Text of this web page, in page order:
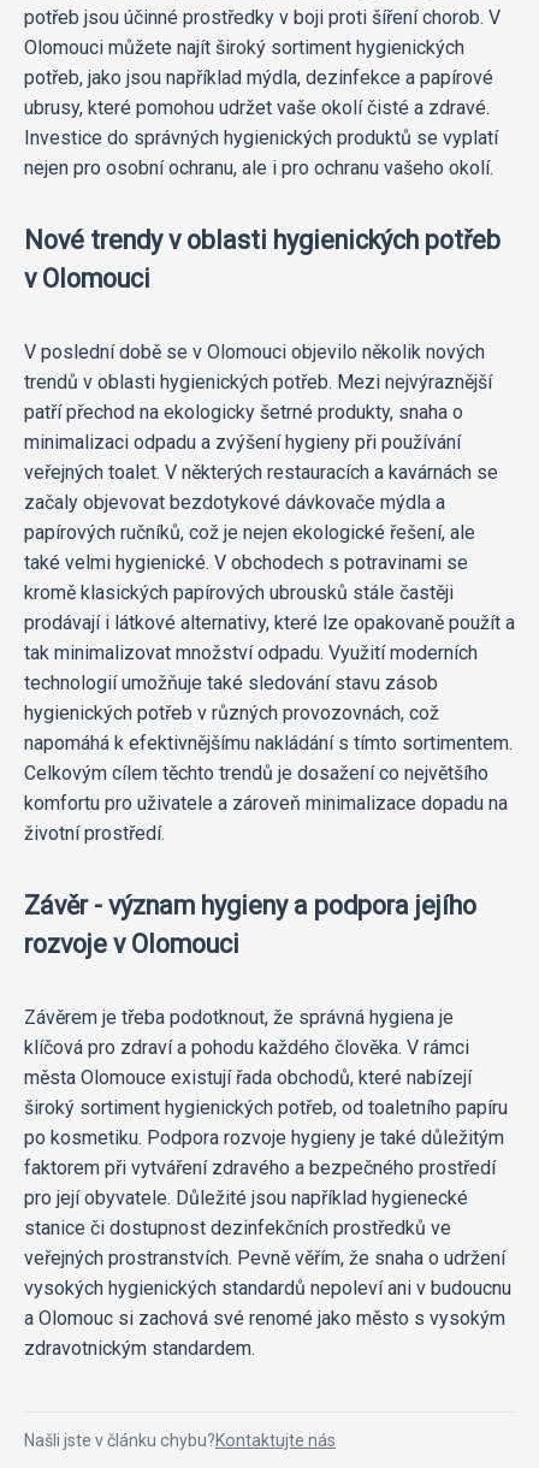
potřeb jsou účinné prostředky v boji proti šíření chorob. V
Olomouci můžete najít široký sortiment hygienických
potřeb, jako jsou například mýdla, dezinfekce a papírové
ubrusy, které pomohou udržet vaše okolí čisté a zdravé.
Investice do správných hygienických produktů se vyplatí
nejen pro osobní ochranu, ale i pro ochranu vašeho okolí.
Nové trendy v oblasti hygienických potřeb
v Olomouci
V poslední době se v Olomouci objevilo několik nových
trendů v oblasti hygienických potřeb. Mezi nejvýraznější
patří přechod na ekologicky šetrné produkty, snaha o
minimalizaci odpadu a zvýšení hygieny při používání
veřejných toalet. V některých restauracích a kavárnách se
začaly objevovat bezdotykové dávkovače mýdla a
papírových ručníků, což je nejen ekologické řešení, ale
také velmi hygienické. V obchodech s potravinami se
kromě klasických papírových ubrousků stále častěji
prodávají i látkové alternativy, které lze opakovaně použít a
tak minimalizovat množství odpadu. Využití moderních
technologií umožňuje také sledování stavu zásob
hygienických potřeb v různých provozovnách, což
napomáhá k efektivnějšímu nakládání s tímto sortimentem.
Celkovým cílem těchto trendů je dosažení co největšího
komfortu pro uživatele a zároveň minimalizace dopadu na
životní prostředí.
Závěr - význam hygieny a podpora jejího
rozvoje v Olomouci
Závěrem je třeba podotknout, že správná hygiena je
klíčová pro zdraví a pohodu každého člověka. V rámci
města Olomouce existují řada obchodů, které nabízejí
široký sortiment hygienických potřeb, od toaletního papíru
po kosmetiku. Podpora rozvoje hygieny je také důležitým
faktorem při vytváření zdravého a bezpečného prostředí
pro její obyvatele. Důležité jsou například hygienecké
stanice či dostupnost dezinfekčních prostředků ve
veřejných prostranstvích. Pevně věřím, že snaha o udržení
vysokých hygienických standardů nepoleví ani v budoucnu
a Olomouc si zachová své renomé jako město s vysokým
zdravotnickým standardem.
Našli jste v článku chybu?Kontaktujte nás